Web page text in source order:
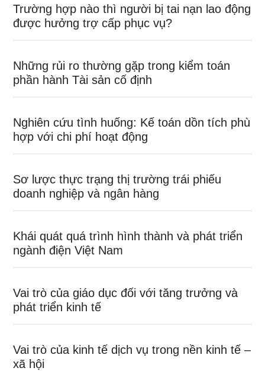
Trường hợp nào thì người bị tai nạn lao động
được hưởng trợ cấp phục vụ?
Những rủi ro thường gặp trong kiểm toán
phần hành Tài sản cố định
Nghiên cứu tình huống: Kế toán dồn tích phù
hợp với chi phí hoạt động
Sơ lược thực trạng thị trường trái phiếu
doanh nghiệp và ngân hàng
Khái quát quá trình hình thành và phát triển
ngành điện Việt Nam
Vai trò của giáo dục đối với tăng trưởng và
phát triển kinh tế
Vai trò của kinh tế dịch vụ trong nền kinh tế –
xã hội